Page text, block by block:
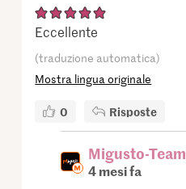
Eccellente
(traduzione automatica)
Mostra lingua originale
0 Risposte
Migusto-Team
4 mesi fa